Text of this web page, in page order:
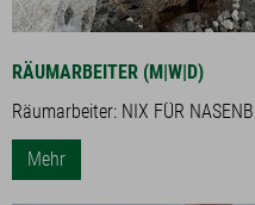
RÄUMARBEITER (M|W|D)
Räumarbeiter: NIX FÜR
Mehr